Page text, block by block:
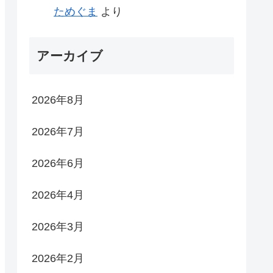
ためぐま より
アーカイブ
2026年8月
2026年7月
2026年6月
2026年4月
2026年3月
2026年2月